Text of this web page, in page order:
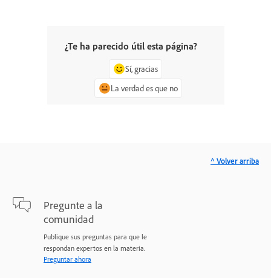
¿Te ha parecido útil esta página?
Sí, gracias
La verdad es que no
Pregunte a la
comunidad
Publique sus preguntas para que le
respondan expertos en la materia.
Preguntar ahora
^ Volver arriba